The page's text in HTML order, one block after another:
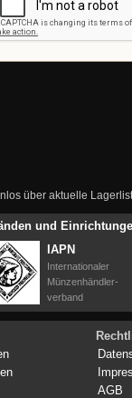
über aktuelle
und
IAPN
Internationaler
Münzenhändler-
verband
AGB